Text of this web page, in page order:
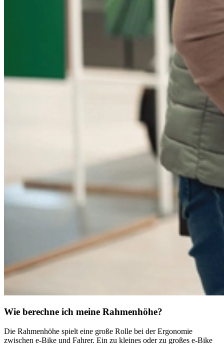
Wie berechne ich meine Rahmenhöhe?
Die Rahmenhöhe spielt eine große Rolle bei der Ergonomie
zwischen e-Bike und Fahrer. Ein zu kleines oder zu großes e-Bike